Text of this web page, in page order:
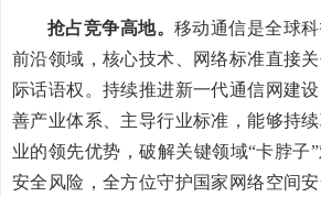
抢占竞争高地。移动通信是全球
前沿领域，核心技术、网络标准直接
际话语权。持续推进新一代通信网建
善产业体系、主导行业标准，能够持
业的领先优势，破解关键领域“卡脖子
安全风险，全方位守护国家网络空间